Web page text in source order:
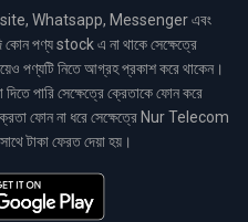
Whatsapp, Messenger এবং
পণ্য stock এ না থাকে সেক্ষেত্রে
পণ্যটি নিতে আগ্রহ প্রকাশ করে থাকেন।
পারি সেক্ষেত্রে ক্রেতাকে ফোন করে
ফোন না ধরে সেক্ষেত্রে Nur Telecom
টাকা ফেরত দেয়া হয়।